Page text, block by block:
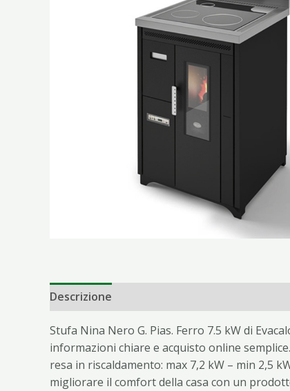
Descrizione
Stufa Nina Nero G. Pias. Ferro 7.5 kW di
informazioni chiare e acquisto online
resa in riscaldamento: max 7,2 kW – min 2,5
migliorare il comfort della casa con un